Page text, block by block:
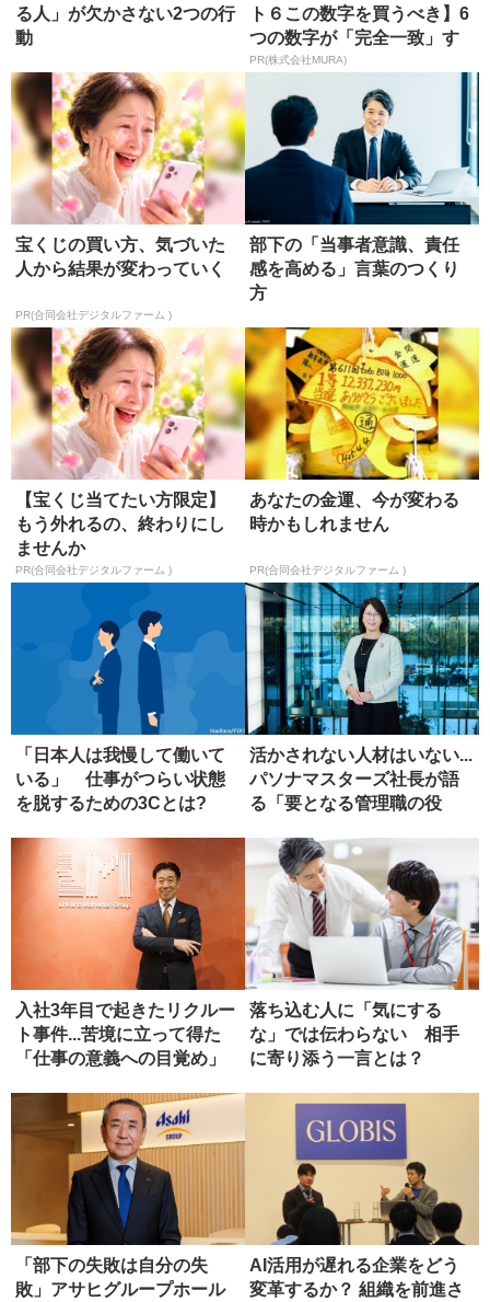
る人」が欠かさない2つの行
動
ト６この数字を買うべき】6
つの数字が「完全一致」す
る方...
PR(株式会社MURA)
宝くじの買い方、気づいた
人から結果が変わっていく
PR(合同会社デジタルファーム )
部下の「当事者意識、責任
感を高める」言葉のつくり
方
【宝くじ当てたい方限定】
もう外れるの、終わりにし
ませんか
PR(合同会社デジタルファーム )
あなたの金運、今が変わる
時かもしれません
PR(合同会社デジタルファーム )
「日本人は我慢して働いて
いる」 仕事がつらい状態
を脱するための3Cとは?
活かされない人材はいない...
パソナマスターズ社長が語
る「要となる管理職の役
入社3年目で起きたリクルー
ト事件...苦境に立って得た
「仕事の意義への目覚め」
落ち込む人に「気にする
な」では伝わらない 相手
に寄り添う一言とは？
「部下の失敗は自分の失
敗」アサヒグループホール
AI活用が遅れる企業をどう
変革するか？ 組織を前進さ